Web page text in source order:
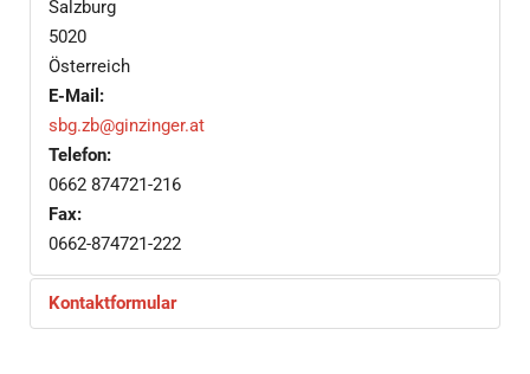
Salzburg
5020
Österreich
E-Mail:
sbg.zb@ginzinger.at
Telefon:
0662 874721-216
Fax:
0662-874721-222
Kontaktformular